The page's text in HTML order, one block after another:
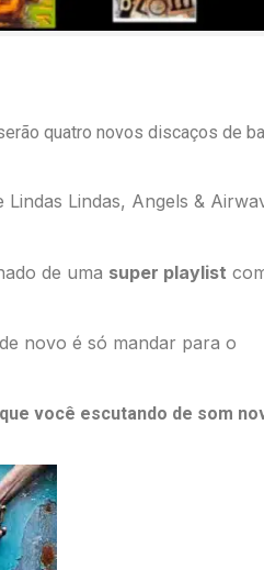
quatro novos discaços de
Lindas, Angels &
de uma super playlist
novo é só mandar para o
você escutando de som